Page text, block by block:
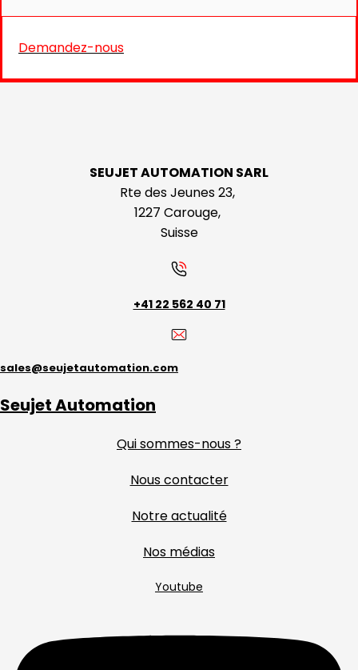
Demandez-nous
SEUJET AUTOMATION SARL
Rte des Jeunes 23,
1227 Carouge,
Suisse
+41 22 562 40 71
sales@seujetautomation.com
Seujet Automation
Qui sommes-nous ?
Nous contacter
Notre actualité
Nos médias
Youtube